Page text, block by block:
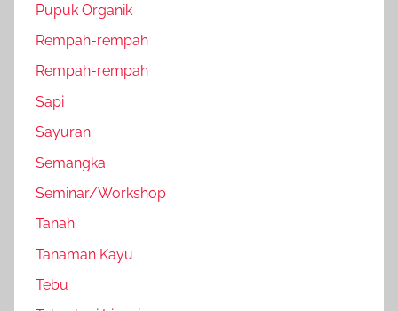
Pupuk Organik
Rempah-rempah
Rempah-rempah
Sapi
Sayuran
Semangka
Seminar/Workshop
Tanah
Tanaman Kayu
Tebu